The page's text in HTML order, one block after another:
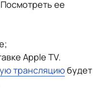
ее
Apple TV.
трансляциюбудет